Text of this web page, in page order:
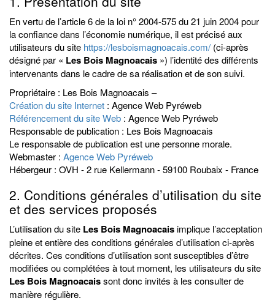
En vertu de l’article 6 de la loi n° 2004-575 du 21 juin 2004 pour
la confiance dans l’économie numérique, il est précisé aux
utilisateurs du site https://lesboismagnoacais.com/ (ci-après
désigné par « Les Bois Magnoacais ») l’identité des différents
intervenants dans le cadre de sa réalisation et de son suivi.
Propriétaire : Les Bois Magnoacais –
Création du site Internet : Agence Web Pyréweb
Référencement du site Web : Agence Web Pyréweb
Responsable de publication : Les Bois Magnoacais
Le responsable de publication est une personne morale.
Webmaster : Agence Web Pyréweb
Hébergeur : OVH - 2 rue Kellermann - 59100 Roubaix - France
2. Conditions générales d’utilisation du site
et des services proposés
L’utilisation du site Les Bois Magnoacaisimplique l’acceptation
pleine et entière des conditions générales d’utilisation ci-après
décrites. Ces conditions d’utilisation sont susceptibles d’être
modifiées ou complétées à tout moment, les utilisateurs du site
Les Bois Magnoacaissont donc invités à les consulter de
manière régulière.